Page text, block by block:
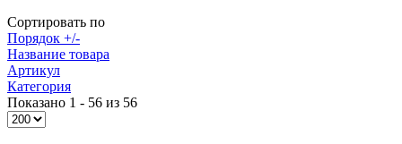
Сортировать по
Порядок +/-
Название товара
Артикул
Категория
Показано 1 - 56 из 56